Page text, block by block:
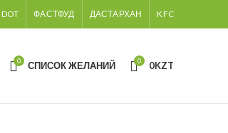
ФАСТФУД ДАСТАРХАН KFC
0 СПИСОК ЖЕЛАНИЙ 0 0KZT